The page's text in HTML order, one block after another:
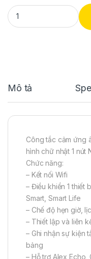
Công tắc cảm ứng âm
Mô tả
Công tắc cảm ứng
hình chữ nhật 1 nút
Chức năng:
– Kết nối Wifi
– Điều khiển 1 thiết
Smart, Smart Life
– Chế độ hẹn giờ,
– Thiết lập và liên
– Ghi nhận sự kiện
bảng
– Hỗ trợ Alex Echo,